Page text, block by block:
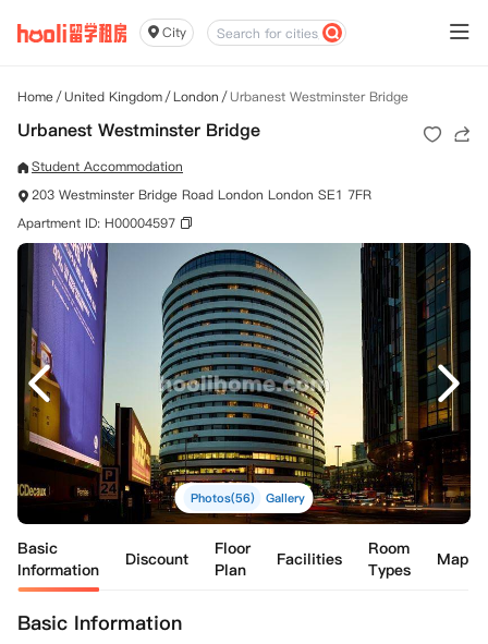
City
Home/United Kingdom/London /Urbanest Westminster Bridge
Urbanest Westminster Bridge
Student Accommodation
203 Westminster Bridge Road London London SE1 7FR
Apartment ID: H00004597
Photos(56) Gallery
Basic
Information
Discount
Floor
Plan
Facilities
Room
Types
Map
Basic Information